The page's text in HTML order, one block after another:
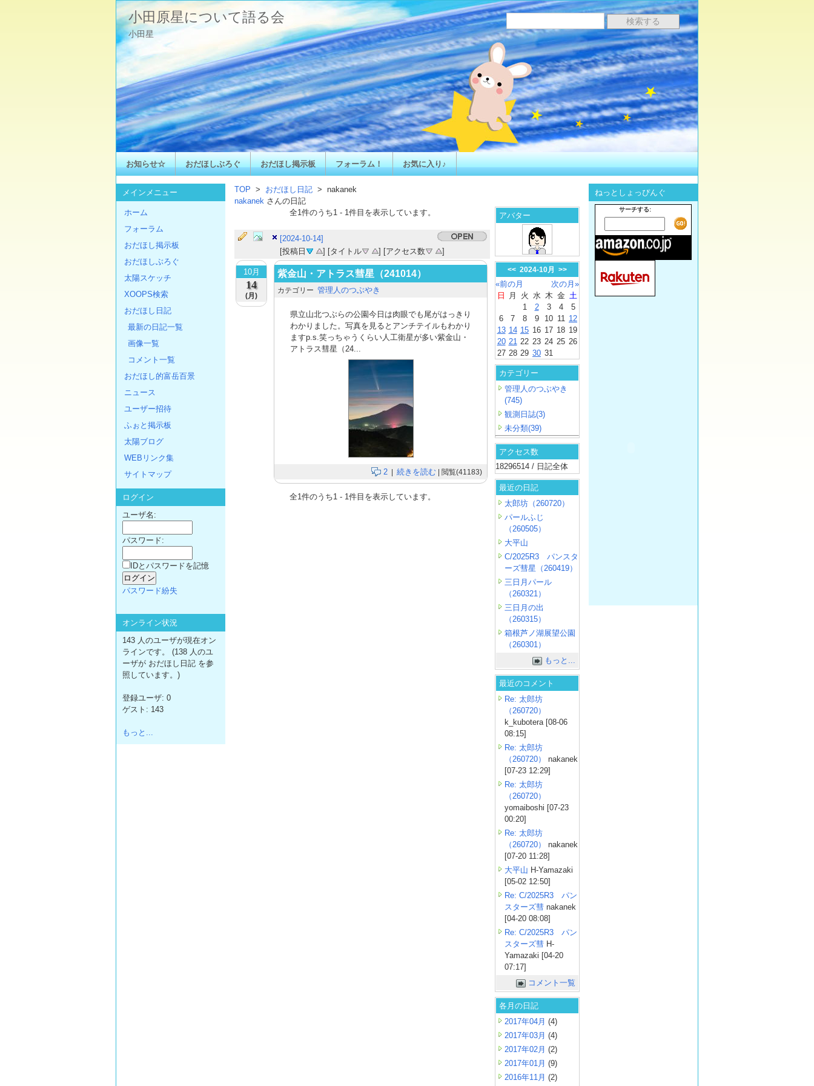
小田原星について語る会
小田星
お知らせ☆ おだほしぶろぐ おだほし掲示板 フォーラム！ お気に入り♪
TOP > おだほし日記 > nakanek
nakanek さんの日記
全1件のうち1- 1件目を表示しています。
[2024-10-14]
[投稿日
] [タイトル ] [アクセス数 ]
10月
14
(月)
紫金山・アトラス彗星（241014）
カテゴリー 管理人のつぶやき
県立山北つぶらの公園今日は肉眼でも尾がはっきり
わかりました。写真を見るとアンチテイルもわかり
ますp.s.笑っちゃうくらい人工衛星が多い紫金山・
アトラス彗星（24...
2 | 続きを読む | 閲覧(41183)
全1件のうち1- 1件目を表示しています。
アバター
<< 2024-10月 >>
«前の月
次の月»
日
月 火 水 木 金 土
1
2 3 4
5
6
7 8 9 10 11 12
13 14 15 16 17 18 19
20 21 22 23 24 25 26
27 28 29 30 31
カテゴリー
管理人のつぶやき
(745)
観測日誌(3)
未分類(39)
アクセス数
18296514 / 日記全体
最近の日記
太郎坊（260720）
パールふじ
（260505）
大平山
C/2025R3 パンスタ
ーズ彗星（260419）
三日月パール
（260321）
三日月の出
（260315）
箱根芦ノ湖展望公園
（260301）
もっと...
最近のコメント
Re: 太郎坊
（260720）
k_kubotera [08-06
08:15]
Re: 太郎坊
（260720）
nakanek
[07-23 12:29]
Re: 太郎坊
（260720）
yomaiboshi [07-23
00:20]
Re: 太郎坊
（260720）
nakanek
[07-20 11:28]
大平山 H-Yamazaki
[05-02 12:50]
Re: C/2025R3 パン
スターズ彗 nakanek
[04-20 08:08]
Re: C/2025R3 パン
スターズ彗 H-
Yamazaki [04-20
07:17]
コメント一覧
各月の日記
2017年04月 (4)
2017年03月 (4)
2017年02月 (2)
2017年01月 (9)
2016年11月 (2)
メインメニュー
ホーム
フォーラム
おだほし掲示板
おだほしぶろぐ
太陽スケッチ
XOOPS検索
おだほし日記
最新の日記一覧
画像一覧
コメント一覧
おだほし的富岳百景
ニュース
ユーザー招待
ふぉと掲示板
太陽ブログ
WEBリンク集
サイトマップ
ログイン
ユーザ名:
パスワード:
IDとパスワードを記憶
パスワード紛失
オンライン状況
143 人のユーザが現在オン
ラインです。 (138 人のユ
ーザが おだほし日記 を参
照しています。)
登録ユーザ: 0
ゲスト: 143
もっと...
ねっとしょっぴんぐ
サーチする: